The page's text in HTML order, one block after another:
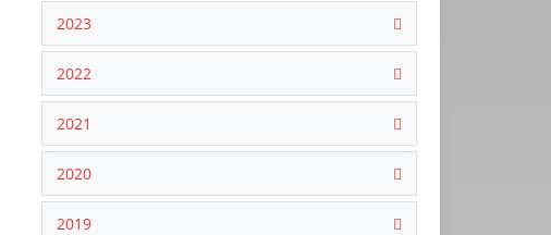
2023
2022
2021
2020
2019